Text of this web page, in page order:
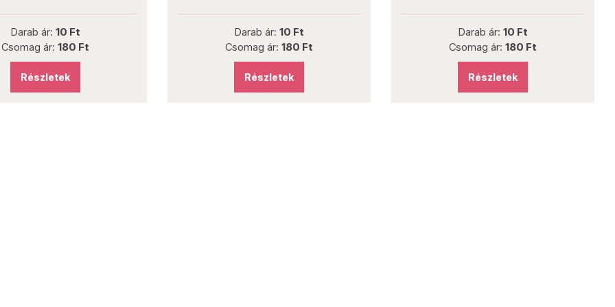
Darab ár: 10 Ft
Csomag ár: 180 Ft
Részletek
Darab ár: 10 Ft
Csomag ár: 180 Ft
Részletek
Darab ár: 10 Ft
Csomag ár: 180 Ft
Részletek